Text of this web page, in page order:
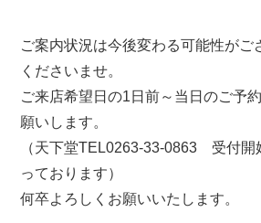
ご案内状況は今後変わる可能性がご
くださいませ。
ご来店希望日の1日前～当日のご予
願いします。
（天下堂TEL0263-33-0863 受付開
っております）
何卒よろしくお願いいたします。